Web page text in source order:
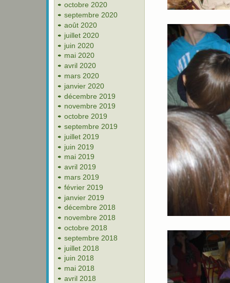
octobre 2020
septembre 2020
août 2020
juillet 2020
juin 2020
mai 2020
avril 2020
mars 2020
janvier 2020
décembre 2019
novembre 2019
octobre 2019
septembre 2019
juillet 2019
juin 2019
mai 2019
avril 2019
mars 2019
février 2019
janvier 2019
décembre 2018
novembre 2018
octobre 2018
septembre 2018
juillet 2018
juin 2018
mai 2018
avril 2018